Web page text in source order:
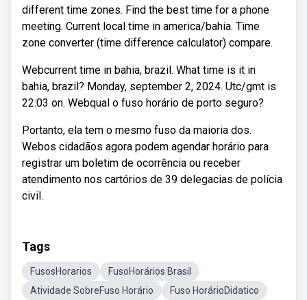
different time zones. Find the best time for a phone
meeting. Current local time in america/bahia. Time
zone converter (time difference calculator) compare.
Webcurrent time in bahia, brazil. What time is it in
bahia, brazil? Monday, september 2, 2024. Utc/gmt is
22:03 on. Webqual o fuso horário de porto seguro?
Portanto, ela tem o mesmo fuso da maioria dos.
Webos cidadãos agora podem agendar horário para
registrar um boletim de ocorrência ou receber
atendimento nos cartórios de 39 delegacias de polícia
civil.
Tags
FusosHorarios
FusoHorários Brasil
Atividade SobreFuso Horário
Fuso HorárioDidatico